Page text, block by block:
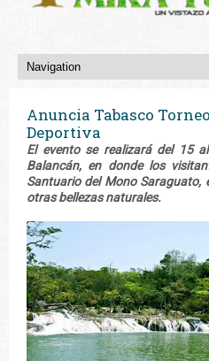
Anuncia Tabasco
Deportiva
El evento se realizará del 15
Balancán, en donde los
Santuario del Mono Saraguato,
otras bellezas naturales.